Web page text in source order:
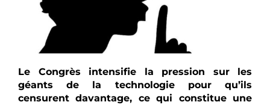
Le Congrès intensifie la pression sur les
géants de la technologie pour qu’ils
censurent davantage, ce qui constitue une